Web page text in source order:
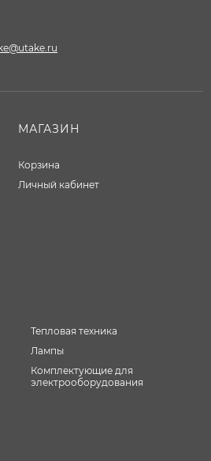
МАГАЗИН
Корзина
Личный кабинет
Тепловая техника
Лампы
Комплектующие для
электрооборудования